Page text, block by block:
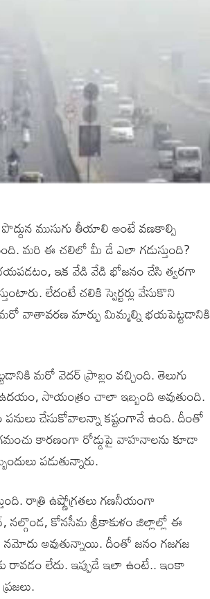
ముసుగు తీయాలి అంటే వణకాల్సి
మరి ఈ చలిలో మీ డే ఎలా గడుస్తుంది?
ఇక వేడి వేడి భోజనం చేసి త్వరగా
లేదంటే చలికి స్వెర్టర్లు వేసుకొని
మరో వాతావరణ మార్పు మిమ్మల్ని భయపెట్టడానికి
మరో వెదర్ ప్రాబ్లం వచ్చింది. తెలుగు
సాయంత్రం చాలా ఇబ్బంది అవుతుంది.
చేసుకోవాలన్నా కష్టంగానే ఉంది. దీంతో
కారణంగా రోడ్డుపై వాహనాలను కూడా
పడుతున్నారు.
రాత్రి ఉష్ణోగ్రతలు గణనీయంగా
కోనసీమ శ్రీకాకుళం జిల్లాల్లో ఈ
నమోదు అవుతున్నాయి. దీంతో జనం గజగజ
రావడం లేదు. ఇప్పుడే ఇలా ఉంటే.. ఇంకా